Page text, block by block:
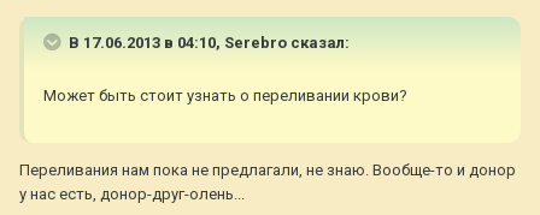
В 17.06.2013 в 04:10, Serebro сказал:
Может быть стоит узнать о переливании крови?
Переливания нам пока не предлагали, не знаю. Вообще-то и донор
у нас есть, донор-друг-олень...